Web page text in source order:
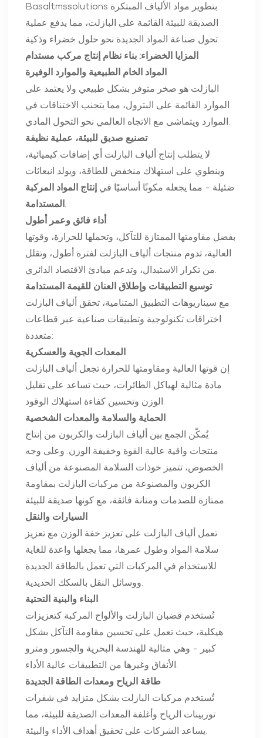
Basaltmssolutions بتطوير مواد الألياف المبتكرة
الصديقة للبيئة القائمة على البازلت، مما يدفع عملية
تحول صناعة المواد الجديدة نحو حلول خضراء وذكية.
المزايا الخضراء: بناء نظام إنتاج مركب مستدام
المواد الخام الطبيعية والموارد الوفيرة
البازلت هو صخر متوفر بشكل طبيعي ولا يعتمد على
الموارد القائمة على البترول، مما يتجنب الاختناقات في
الموارد ويتماشى مع الاتجاه العالمي نحو التحول المادي.
تصنيع صديق للبيئة، عملية نظيفة
لا يتطلب إنتاج ألياف البازلت أي إضافات كيميائية،
وينطوي على استهلاك منخفض للطاقة، ويولد انبعاثات
ضئيلة - مما يجعله مكونًا أساسيًا في إنتاج المواد المركبة
المستدامة.
أداء فائق وعمر أطول
بفضل مقاومتها الممتازة للتآكل، وتحملها للحرارة، وقوتها
العالية، تدوم منتجات ألياف البازلت لفترة أطول، وتقلل
من تكرار الاستبدال، وتدعم مبادئ الاقتصاد الدائري.
توسيع التطبيقات وإطلاق العنان للقيمة المستدامة
مع سيناريوهات التطبيق المتنامية، تحقق ألياف البازلت
اختراقات تكنولوجية وتطبيقات صناعية عبر قطاعات
متعددة:
المعدات الجوية والعسكرية
إن قوتها العالية ومقاومتها للحرارة تجعل ألياف البازلت
مادة مثالية لهياكل الطائرات، حيث تساعد على تقليل
الوزن وتحسين كفاءة استهلاك الوقود.
الحماية والسلامة والمعدات الشخصية
يُمكّن الجمع بين ألياف البازلت والكربون من إنتاج
منتجات واقية عالية القوة وخفيفة الوزن. وعلى وجه
الخصوص، تتميز خوذات السلامة المصنوعة من ألياف
الكربون والمصنوعة من مركبات البازلت بمقاومة
ممتازة للصدمات ومتانة فائقة، مع كونها صديقة للبيئة.
السيارات والنقل
تعمل ألياف البازلت على تعزيز خفة الوزن مع تعزيز
سلامة المواد وطول عمرها، مما يجعلها واعدة للغاية
للاستخدام في المركبات التي تعمل بالطاقة الجديدة
ووسائل النقل بالسكك الحديدية.
البناء والبنية التحتية
تُستخدم قضبان البازلت والألواح المركبة كتعزيزات
هيكلية، حيث تعمل على تحسين مقاومة التآكل بشكل
كبير - وهي مثالية للهندسة البحرية والجسور ومترو
الأنفاق وغيرها من التطبيقات عالية الأداء.
طاقة الرياح ومعدات الطاقة الجديدة
تُستخدم مركبات البازلت بشكل متزايد في شفرات
توربينات الرياح وأغلفة المعدات الصديقة للبيئة، مما
يساعد الشركات على تحقيق أهداف الأداء والبيئة.